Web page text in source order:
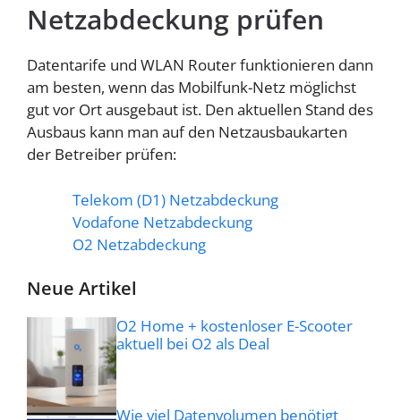
Netzabdeckung prüfen
Datentarife und WLAN Router funktionieren dann
am besten, wenn das Mobilfunk-Netz möglichst
gut vor Ort ausgebaut ist. Den aktuellen Stand des
Ausbaus kann man auf den Netzausbaukarten
der Betreiber prüfen:
Telekom (D1) Netzabdeckung
Vodafone Netzabdeckung
O2 Netzabdeckung
Neue Artikel
O2 Home + kostenloser E-Scooter
aktuell bei O2 als Deal
Wie viel Datenvolumen benötigt